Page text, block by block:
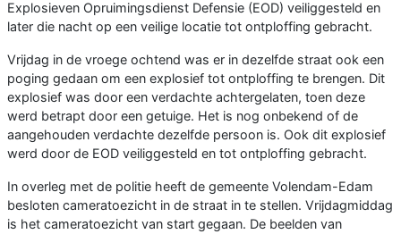
Explosieven Opruimingsdienst Defensie (EOD) veiliggesteld en
later die nacht op een veilige locatie tot ontploffing gebracht.
Vrijdag in de vroege ochtend was er in dezelfde straat ook een
poging gedaan om een explosief tot ontploffing te brengen. Dit
explosief was door een verdachte achtergelaten, toen deze
werd betrapt door een getuige. Het is nog onbekend of de
aangehouden verdachte dezelfde persoon is. Ook dit explosief
werd door de EOD veiliggesteld en tot ontploffing gebracht.
In overleg met de politie heeft de gemeente Volendam-Edam
besloten cameratoezicht in de straat in te stellen. Vrijdagmiddag
is het cameratoezicht van start gegaan. De beelden van